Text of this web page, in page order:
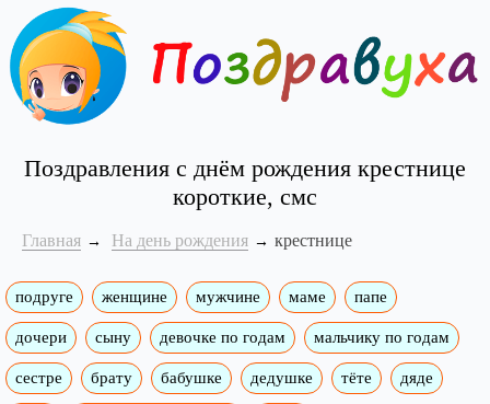
Поздравления с днём рождения крестнице
короткие, смс
Главная На день рождения крестнице
подруге женщине мужчине маме папе
дочери сыну девочке по годам мальчику по годам
сестре брату бабушке дедушке тёте дяде